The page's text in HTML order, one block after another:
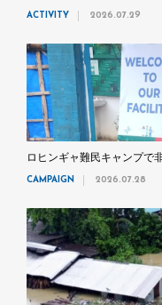
ACTIVITY 2026.07.29
ロヒンギャ難民キャンプで
CAMPAIGN 2026.07.28